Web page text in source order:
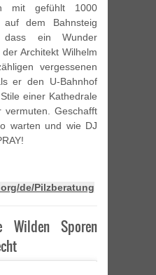
mit gefühlt 1000
auf dem Bahnsteig
ein Wunder
Architekt Wilhelm
vergessenen
er den U-Bahnhof
einer Kathedrale
vermuten. Geschafft
warten und wie DJ
de/Pilzberatung
Sporen